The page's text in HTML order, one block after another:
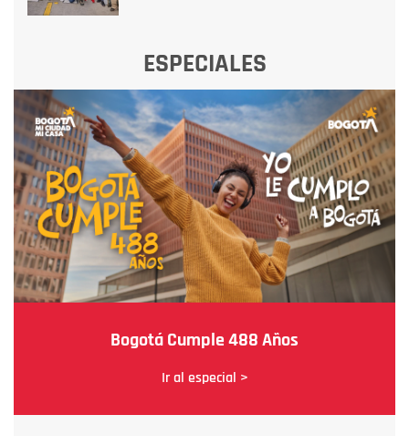
ESPECIALES
Bogotá Cumple 488 Años
Ir al especial >